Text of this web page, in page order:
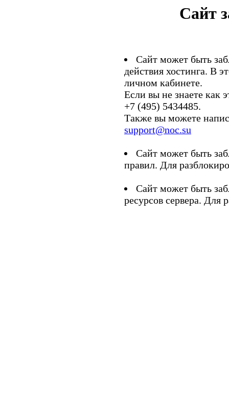
Сайт
Сайт может быть
действия хостинга. В
личном кабинете.
Если вы не знаете как
+7 (495) 5434485.
Также вы можете
support@noc.su
Сайт может быть
правил. Для
Сайт может быть
ресурсов сервера. Для